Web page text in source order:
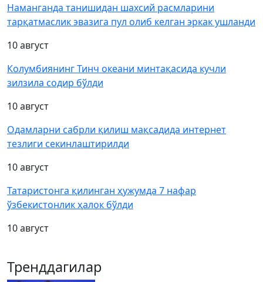
Наманганда танишидан шахсий расмларини
тарқатмаслик эвазига пул олиб келган эркак ушланди
10 август
Колумбиянинг Тинч океани минтақасида кучли
зилзила содир бўлди
10 август
Одамларни сабрли қилиш мақсадида интернет
тезлиги секинлаштирилди
10 август
Татаристонга қилинган ҳужумда 7 нафар
ўзбекистонлик ҳалок бўлди
10 август
Тренддагилар